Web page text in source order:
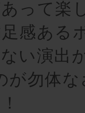
って楽
感ある
い演出
が勿体